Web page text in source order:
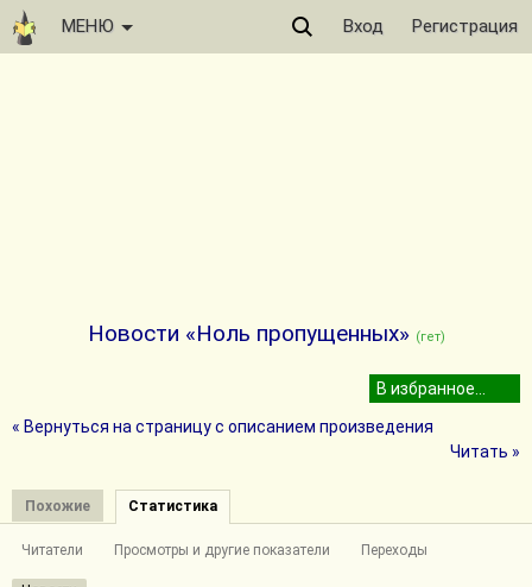
МЕНЮ Вход Регистрация
Новости «Ноль пропущенных» (гет)
« Вернуться на страницу с описанием произведения
Читать »
Похожие Статистика
Читатели Просмотры и другие показатели Переходы